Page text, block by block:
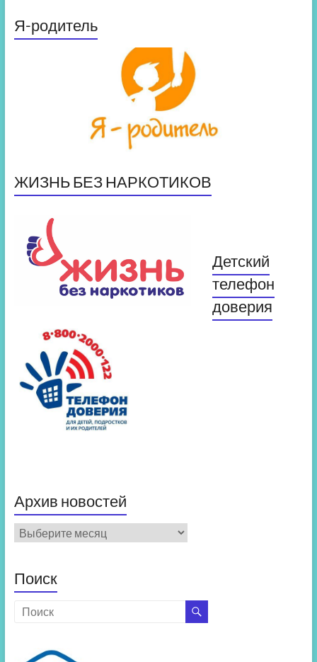
Я-родитель
ЖИЗНЬ БЕЗ НАРКОТИКОВ
Детский
телефон
доверия
Архив новостей
Архив
новостей
Поиск